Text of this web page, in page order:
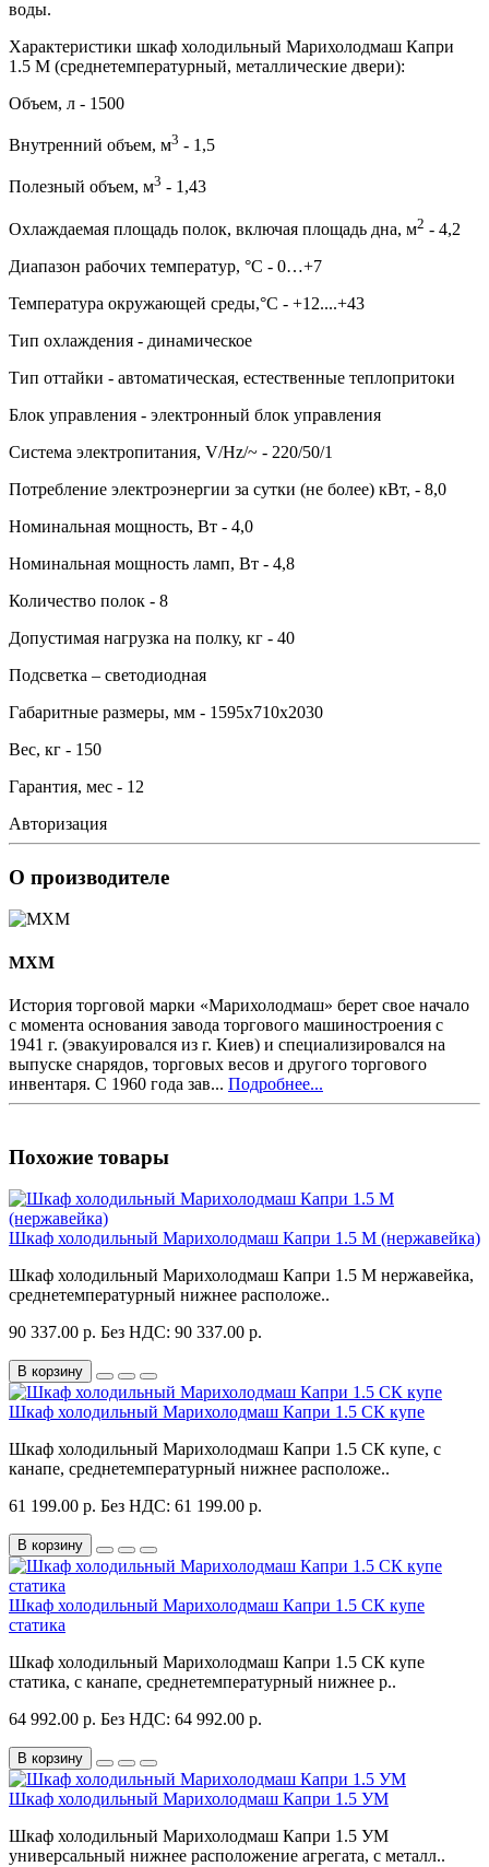
воды.
Характеристики шкаф холодильный Марихолодмаш Капри
1.5 М (среднетемпературный, металлические двери):
Объем, л - 1500
Внутренний объем, м3 - 1,5
Полезный объем, м3 - 1,43
Охлаждаемая площадь полок, включая площадь дна, м2 - 4,2
Диапазон рабочих температур, °C - 0…+7
Температура окружающей среды,°C - +12....+43
Тип охлаждения - динамическое
Тип оттайки - автоматическая, естественные теплопритоки
Блок управления - электронный блок управления
Система электропитания, V/Hz/~ - 220/50/1
Потребление электроэнергии за сутки (не более) кВт, - 8,0
Номинальная мощность, Вт - 4,0
Номинальная мощность ламп, Вт - 4,8
Количество полок - 8
Допустимая нагрузка на полку, кг - 40
Подсветка – светодиодная
Габаритные размеры, мм - 1595х710х2030
Вес, кг - 150
Гарантия, мес - 12
Авторизация
О производителе
MXM
История торговой марки «Марихолодмаш» берет свое начало
с момента основания завода торгового машиностроения с
1941 г. (эвакуировался из г. Киев) и специализировался на
выпуске снарядов, торговых весов и другого торгового
инвентаря. С 1960 года зав... Подробнее...
Похожие товары
Шкаф холодильный Марихолодмаш Капри 1.5 М (нержавейка)
Шкаф холодильный Марихолодмаш Капри 1.5 М нержавейка,
среднетемпературный нижнее расположе..
90 337.00 р. Без НДС: 90 337.00 р.
В корзину
Шкаф холодильный Марихолодмаш Капри 1.5 СК купе
Шкаф холодильный Марихолодмаш Капри 1.5 СК купе, с
канапе, среднетемпературный нижнее расположе..
61 199.00 р. Без НДС: 61 199.00 р.
В корзину
Шкаф холодильный Марихолодмаш Капри 1.5 СК купе
статика
Шкаф холодильный Марихолодмаш Капри 1.5 СК купе
статика, с канапе, среднетемпературный нижнее р..
64 992.00 р. Без НДС: 64 992.00 р.
В корзину
Шкаф холодильный Марихолодмаш Капри 1.5 УМ
Шкаф холодильный Марихолодмаш Капри 1.5 УМ
универсальный нижнее расположение агрегата, с металл..